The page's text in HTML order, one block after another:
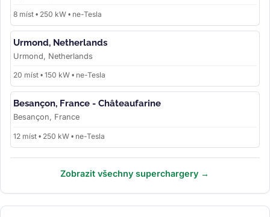
8 míst • 250 kW • ne-Tesla
Urmond, Netherlands
Urmond, Netherlands
20 míst • 150 kW • ne-Tesla
Besançon, France - Châteaufarine
Besançon, France
12 míst • 250 kW • ne-Tesla
Zobrazit všechny superchargery →